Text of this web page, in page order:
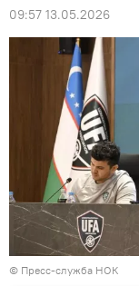
09:57 13.05.2026
© Пресс-служба НОК